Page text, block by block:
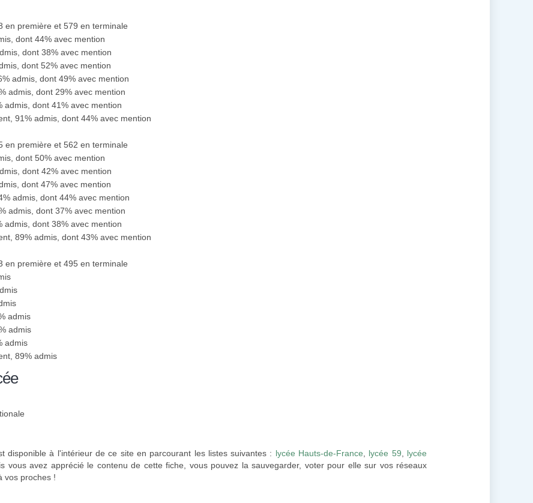
en première et 579 en terminale
dont 44% avec mention
dont 38% avec mention
dont 52% avec mention
admis, dont 49% avec mention
admis, dont 29% avec mention
admis, dont 41% avec mention
91% admis, dont 44% avec mention
en première et 562 en terminale
dont 50% avec mention
dont 42% avec mention
dont 47% avec mention
admis, dont 44% avec mention
admis, dont 37% avec mention
admis, dont 38% avec mention
89% admis, dont 43% avec mention
en première et 495 en terminale
admis
admis
admis
89% admis
disponible à l'intérieur de ce site en parcourant les listes suivantes : lycée Hauts-de-France lycée 59
lycée
vous avez apprécié le contenu de cette fiche, vous pouvez la sauvegarder, voter pour elle sur vos réseaux
vos proches !